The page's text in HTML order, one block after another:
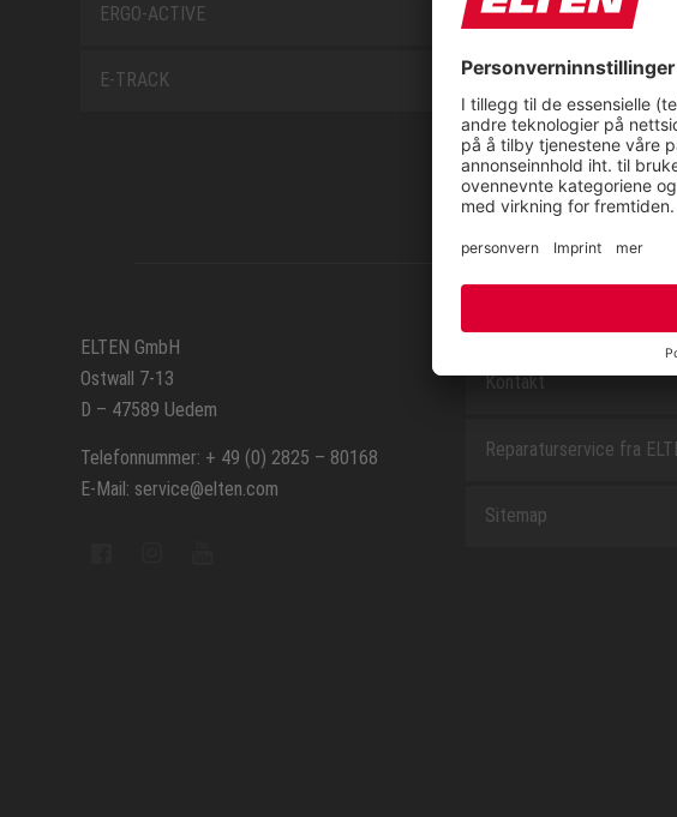
ERGO-ACTIVE
E-TRACK
NOVA
RETRO
ELTEN GmbH
Ostwall 7-13
D – 47589 Uedem
Telefonnummer: + 49 (0) 2825 – 80168
E-Mail: service@elten.com
SERVICE
Kontakt
Reparaturservice fra
Sitemap